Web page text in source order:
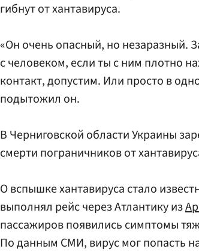
гибнут от хантавируса.
«Он очень опасный, но незаразный.
с человеком, если ты с ним плотно
контакт, допустим. Или просто в
подытожил он.
В Черниговской области Украины
смерти пограничников от
О вспышке хантавируса стало
выполнял рейс через Атлантику из
пассажиров появились симптомы
По данным СМИ, вирус мог попасть